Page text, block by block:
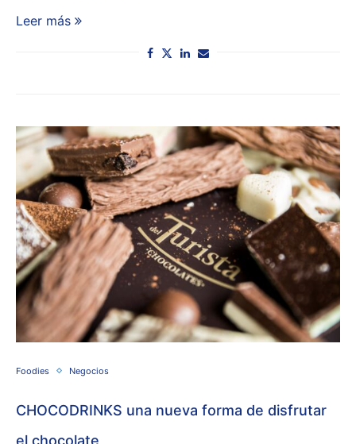
Leer más
Foodies Negocios
CHOCODRINKS una nueva forma de disfrutar
el chocolate